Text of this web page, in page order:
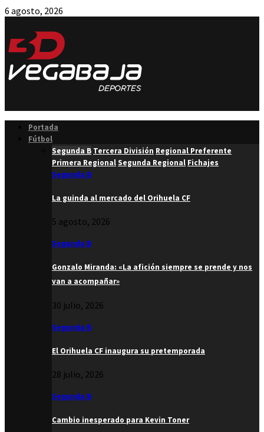
6 agosto, 2026
Portada
Fútbol
Segunda B Tercera División Regional Preferente
Primera RegionalSegunda Regional Fichajes
Segunda B
La guinda al mercado del Orihuela CF
5 agosto, 2026
Segunda B
Gonzalo Miranda: «La afición siempre se prende y nos
van a acompañar»
30 julio, 2026
Segunda B
El Orihuela CF inaugura su pretemporada
28 julio, 2026
Segunda B
Cambio inesperado para Kevin Toner